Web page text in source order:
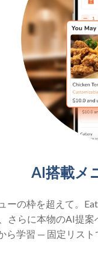
AI搭載メ
ーの枠を超えて。
さらに本物のAI提案
ら学習 — 固定リスト